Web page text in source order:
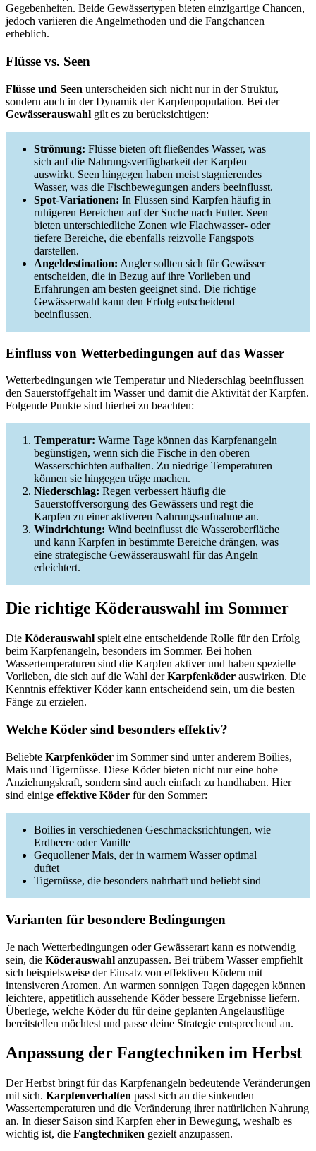
Gegebenheiten. Beide Gewässertypen bieten einzigartige Chancen,
jedoch variieren die Angelmethoden und die Fangchancen
erheblich.
Flüsse vs. Seen
Flüsse und Seen unterscheiden sich nicht nur in der Struktur,
sondern auch in der Dynamik der Karpfenpopulation. Bei der
Gewässerauswahl gilt es zu berücksichtigen:
Strömung: Flüsse bieten oft fließendes Wasser, was
sich auf die Nahrungsverfügbarkeit der Karpfen
auswirkt. Seen hingegen haben meist stagnierendes
Wasser, was die Fischbewegungen anders beeinflusst.
Spot-Variationen: In Flüssen sind Karpfen häufig in
ruhigeren Bereichen auf der Suche nach Futter. Seen
bieten unterschiedliche Zonen wie Flachwasser- oder
tiefere Bereiche, die ebenfalls reizvolle Fangspots
darstellen.
Angeldestination: Angler sollten sich für Gewässer
entscheiden, die in Bezug auf ihre Vorlieben und
Erfahrungen am besten geeignet sind. Die richtige
Gewässerwahl kann den Erfolg entscheidend
beeinflussen.
Einfluss von Wetterbedingungen auf das Wasser
Wetterbedingungen wie Temperatur und Niederschlag beeinflussen
den Sauerstoffgehalt im Wasser und damit die Aktivität der Karpfen.
Folgende Punkte sind hierbei zu beachten:
Temperatur: Warme Tage können das Karpfenangeln
begünstigen, wenn sich die Fische in den oberen
Wasserschichten aufhalten. Zu niedrige Temperaturen
können sie hingegen träge machen.
Niederschlag: Regen verbessert häufig die
Sauerstoffversorgung des Gewässers und regt die
Karpfen zu einer aktiveren Nahrungsaufnahme an.
Windrichtung: Wind beeinflusst die Wasseroberfläche
und kann Karpfen in bestimmte Bereiche drängen, was
eine strategische Gewässerauswahl für das Angeln
erleichtert.
Die richtige Köderauswahl im Sommer
Die Köderauswahl spielt eine entscheidende Rolle für den Erfolg
beim Karpfenangeln, besonders im Sommer. Bei hohen
Wassertemperaturen sind die Karpfen aktiver und haben spezielle
Vorlieben, die sich auf die Wahl derKarpfenköder auswirken. Die
Kenntnis effektiver Köder kann entscheidend sein, um die besten
Fänge zu erzielen.
Welche Köder sind besonders effektiv?
Beliebte Karpfenköder im Sommer sind unter anderem Boilies,
Mais und Tigernüsse. Diese Köder bieten nicht nur eine hohe
Anziehungskraft, sondern sind auch einfach zu handhaben. Hier
sind einige effektive Köder für den Sommer:
Boilies in verschiedenen Geschmacksrichtungen, wie
Erdbeere oder Vanille
Gequollener Mais, der in warmem Wasser optimal
duftet
Tigernüsse, die besonders nahrhaft und beliebt sind
Varianten für besondere Bedingungen
Je nach Wetterbedingungen oder Gewässerart kann es notwendig
sein, die Köderauswahl anzupassen. Bei trübem Wasser empfiehlt
sich beispielsweise der Einsatz von effektiven Ködern mit
intensiveren Aromen. An warmen sonnigen Tagen dagegen können
leichtere, appetitlich aussehende Köder bessere Ergebnisse liefern.
Überlege, welche Köder du für deine geplanten Angelausflüge
bereitstellen möchtest und passe deine Strategie entsprechend an.
Anpassung der Fangtechniken im Herbst
Der Herbst bringt für das Karpfenangeln bedeutende Veränderungen
mit sich. Karpfenverhalten passt sich an die sinkenden
Wassertemperaturen und die Veränderung ihrer natürlichen Nahrung
an. In dieser Saison sind Karpfen eher in Bewegung, weshalb es
wichtig ist, die Fangtechniken gezielt anzupassen.